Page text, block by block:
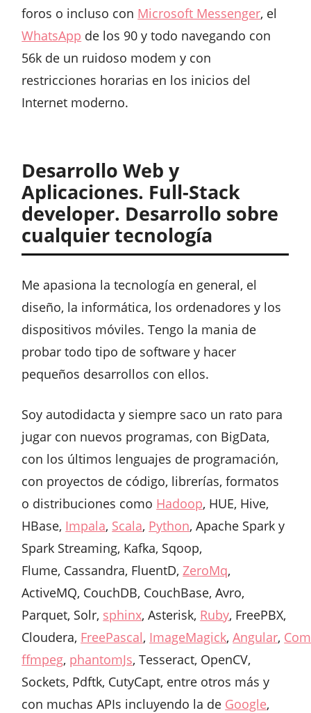
foros o incluso con Microsoft Messenger, el
WhatsApp de los 90 y todo navegando con
56k de un ruidoso modem y con
restricciones horarias en los inicios del
Internet moderno.
Desarrollo Web y
Aplicaciones. Full-Stack
developer. Desarrollo sobre
cualquier tecnología
Me apasiona la tecnología en general, el
diseño, la informática, los ordenadores y los
dispositivos móviles. Tengo la mania de
probar todo tipo de software y hacer
pequeños desarrollos con ellos.
Soy autodidacta y siempre saco un rato para
jugar con nuevos programas, con BigData,
con los últimos lenguajes de programación,
con proyectos de código, librerías, formatos
o distribuciones como Hadoop, HUE, Hive,
HBase, Impala, Scala, Python, Apache Spark y
Spark Streaming, Kafka, Sqoop,
Flume, Cassandra, FluentD,ZeroMq,
ActiveMQ, CouchDB, CouchBase, Avro,
Parquet, Solr, sphinx, Asterisk, Ruby, FreePBX,
Cloudera, FreePascal, ImageMagick,Angular,
ffmpeg, phantomJs, Tesseract, OpenCV,
Sockets, Pdftk, CutyCapt, entre otros más y
con muchas APIs incluyendo la de Google,